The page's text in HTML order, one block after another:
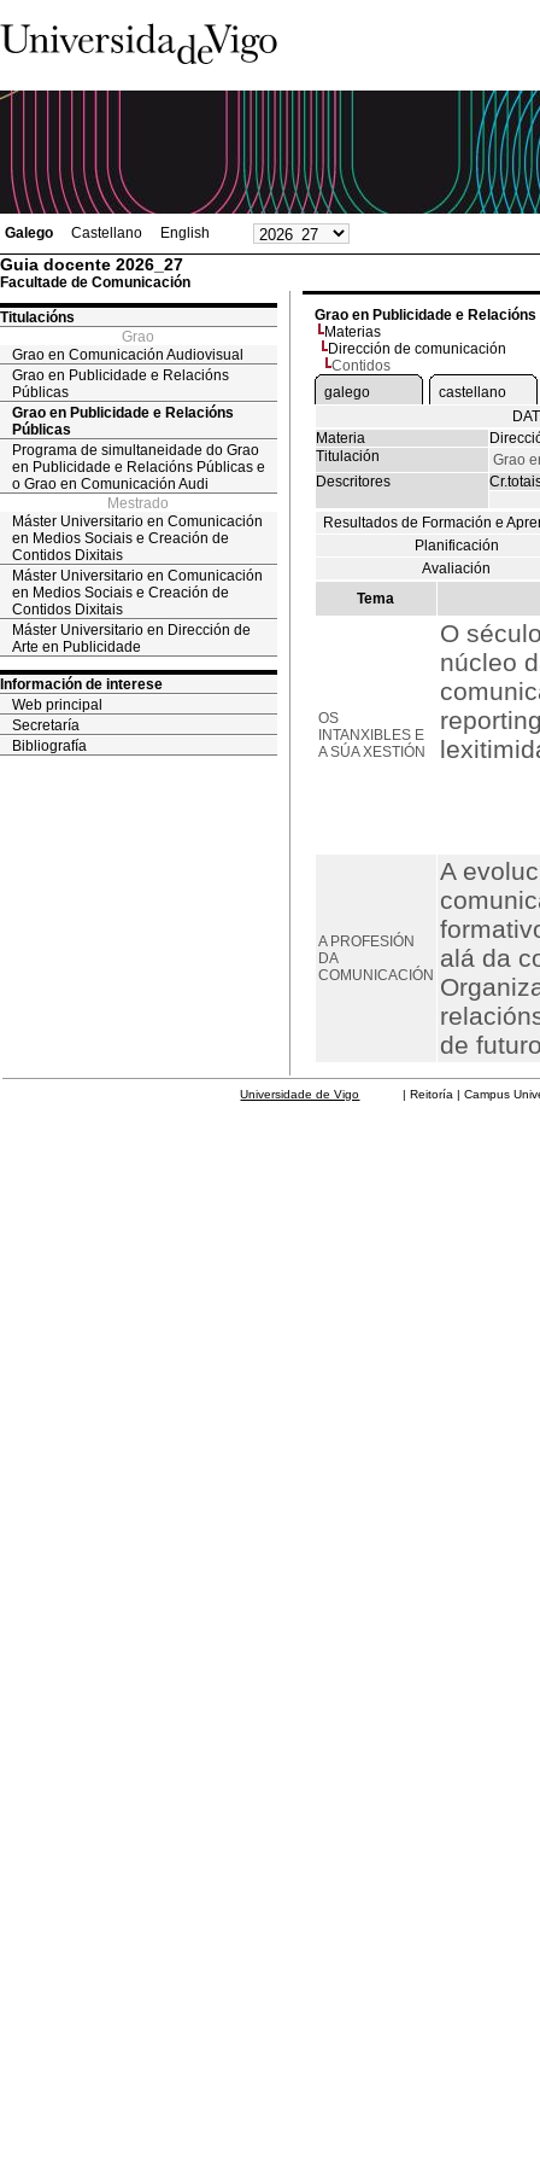
Galego Castellano English
Guia docente 2026_27
Facultade de Comunicación
Titulacións
Grao
Grao en Comunicación Audiovisual
Grao en Publicidade e Relacións
Públicas
Grao en Publicidade e Relacións
Públicas
Programa de simultaneidade do Grao
en Publicidade e Relacións Públicas e
o Grao en Comunicación Audi
Mestrado
Máster Universitario en Comunicación
en Medios Sociais e Creación de
Contidos Dixitais
Máster Universitario en Comunicación
en Medios Sociais e Creación de
Contidos Dixitais
Máster Universitario en Dirección de
Arte en Publicidade
Información de interese
Web principal
Secretaría
Bibliografía
Grao en Publicidade e
Materias
Dirección de comunicación
Contidos
galego
castellano
Materia
Titulación
Grao
Descritores
Resultados de Formación e
Planificación
Avaliación
Tema
OS
INTANXIBLES E
A SÚA XESTIÓN
O
núcleo
A PROFESIÓN
DA
COMUNICACIÓN
A
alá da
de
Universidade de Vigo | Reitoría | Campus